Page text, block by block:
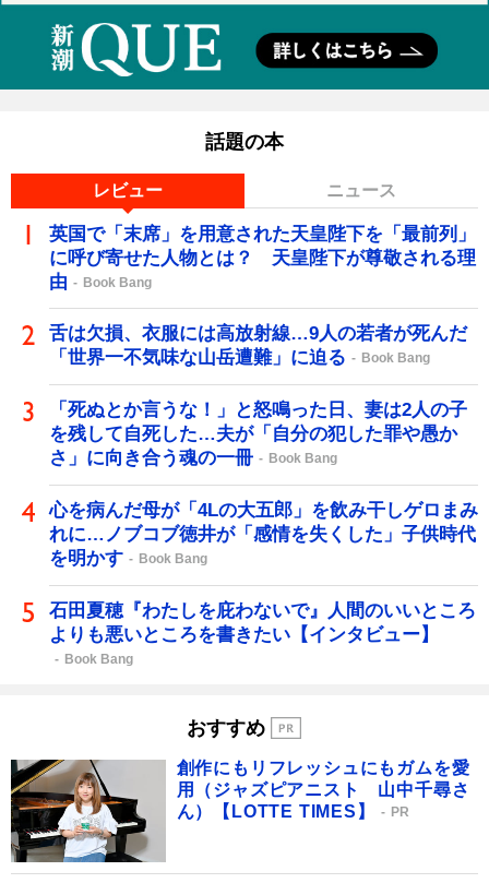
話題の本
レビュー ニュース
英国で「末席」を用意された天皇陛下を「最前列」
に呼び寄せた人物とは？ 天皇陛下が尊敬される理
由
Book Bang
舌は欠損、衣服には高放射線…9人の若者が死んだ
「世界一不気味な山岳遭難」に迫る
Book Bang
「死ぬとか言うな！」と怒鳴った日、妻は2人の子
を残して自死した…夫が「自分の犯した罪や愚か
さ」に向き合う魂の一冊
Book Bang
心を病んだ母が「4Lの大五郎」を飲み干しゲロまみ
れに…ノブコブ徳井が「感情を失くした」子供時代
を明かす
Book Bang
石田夏穂『わたしを庇わないで』人間のいいところ
よりも悪いところを書きたい【インタビュー】
Book Bang
おすすめ
創作にもリフレッシュにもガムを愛
用（ジャズピアニスト 山中千尋さ
ん）【LOTTE TIMES】
PR